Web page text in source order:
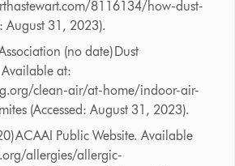
8116134/how-dust-
August 31, 2023).
(no date) Dust
at:
clean-air/at-home/indoor-air-
(Accessed: August 31, 2023).
ACAAI Public Website. Available
allergies/allergic-